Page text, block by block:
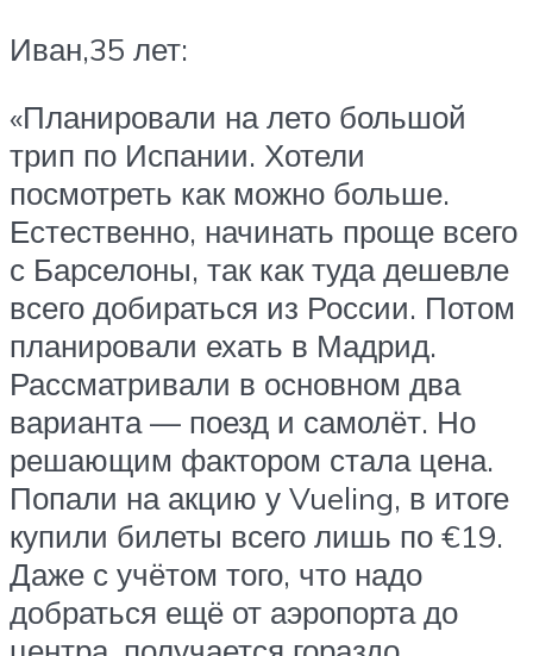
Иван,35 лет:
«Планировали на лето большой
трип по Испании. Хотели
посмотреть как можно больше.
Естественно, начинать проще всего
с Барселоны, так как туда дешевле
всего добираться из России. Потом
планировали ехать в Мадрид.
Рассматривали в основном два
варианта — поезд и самолёт. Но
решающим фактором стала цена.
Попали на акцию у Vueling, в итоге
купили билеты всего лишь по €19.
Даже с учётом того, что надо
добраться ещё от аэропорта до